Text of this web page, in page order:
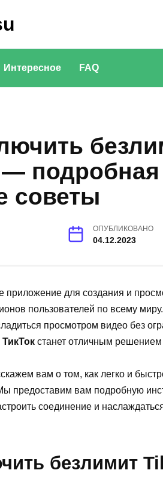
Интересное FAQ
подробная
советы
ОПУБЛИКОВАНО
04.12.2023
приложение для создания и
пользователей по всему
просмотром видео без
ТикТок станет отличным решением
вам о том, как легко и
предоставим вам подробную
соединение и
безлимит